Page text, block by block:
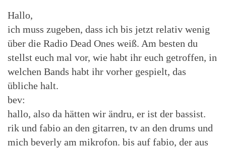
Hallo,
ich muss zugeben, dass ich bis jetzt relativ wenig
über die Radio Dead Ones weiß. Am besten du
stellst euch mal vor, wie habt ihr euch getroffen, in
welchen Bands habt ihr vorher gespielt, das
übliche halt.
bev:
hallo, also da hätten wir ändru, er ist der bassist.
rik und fabio an den gitarren, tv an den drums und
mich beverly am mikrofon. bis auf fabio, der aus